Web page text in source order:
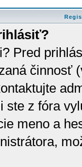
Pred
činnosť
ste z fóra
meno a